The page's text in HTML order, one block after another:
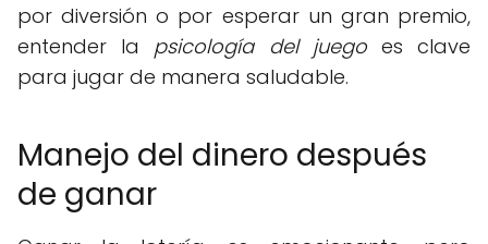
por diversión o por esperar un gran premio,
entender la psicología del juegoes clave
para jugar de manera saludable.
Manejo del dinero después
de ganar